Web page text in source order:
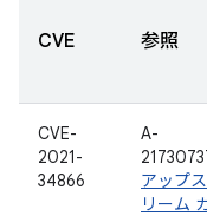
CVE 参照
CVE-
2021-
34866
A-
アップ
リーム